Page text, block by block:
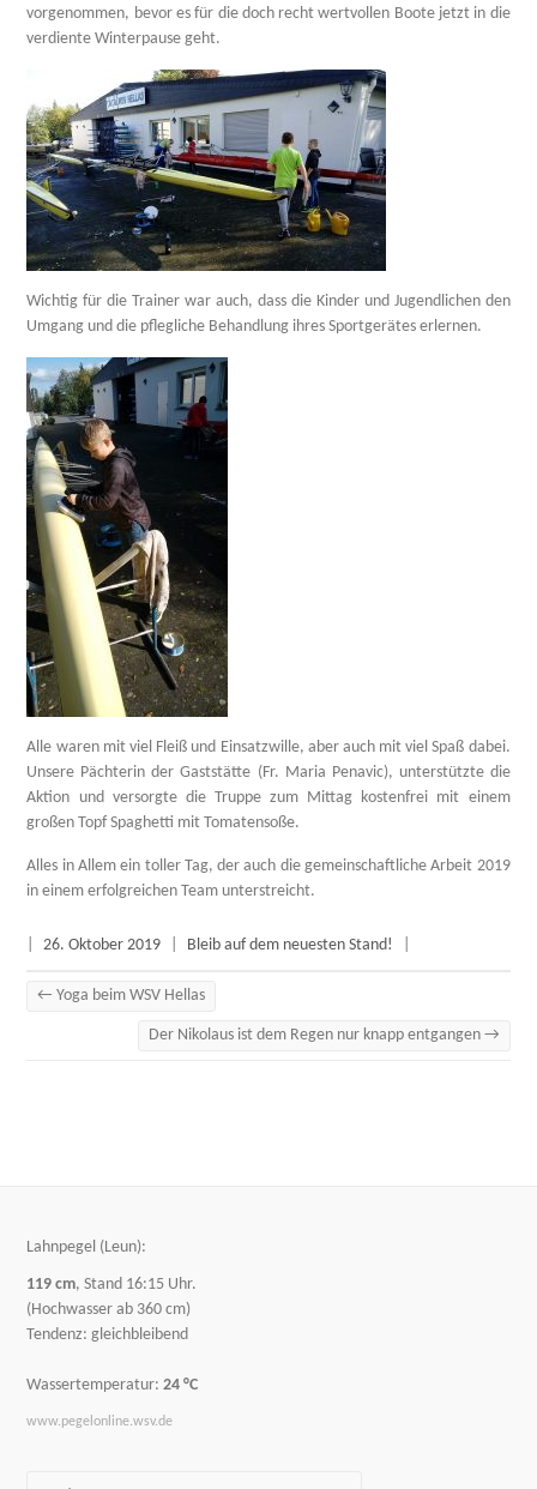
vorgenommen, bevor es für die doch recht wertvollen Boote jetzt in die
verdiente Winterpause geht.
Wichtig für die Trainer war auch, dass die Kinder und Jugendlichen den
Umgang und die pflegliche Behandlung ihres Sportgerätes erlernen.
Alle waren mit viel Fleiß und Einsatzwille, aber auch mit viel Spaß dabei.
Unsere Pächterin der Gaststätte (Fr. Maria Penavic), unterstützte die
Aktion und versorgte die Truppe zum Mittag kostenfrei mit einem
großen Topf Spaghetti mit Tomatensoße.
Alles in Allem ein toller Tag, der auch die gemeinschaftliche Arbeit 2019
in einem erfolgreichen Team unterstreicht.
26. Oktober 2019 Bleib auf dem neuesten Stand!
← Yoga beim WSV Hellas
Der Nikolaus ist dem Regen nur knapp entgangen →
Lahnpegel (Leun):
119 cm, Stand 16:15 Uhr.
(Hochwasser ab 360 cm)
Tendenz: gleichbleibend
Wassertemperatur:24 °C
www.pegelonline.wsv.de